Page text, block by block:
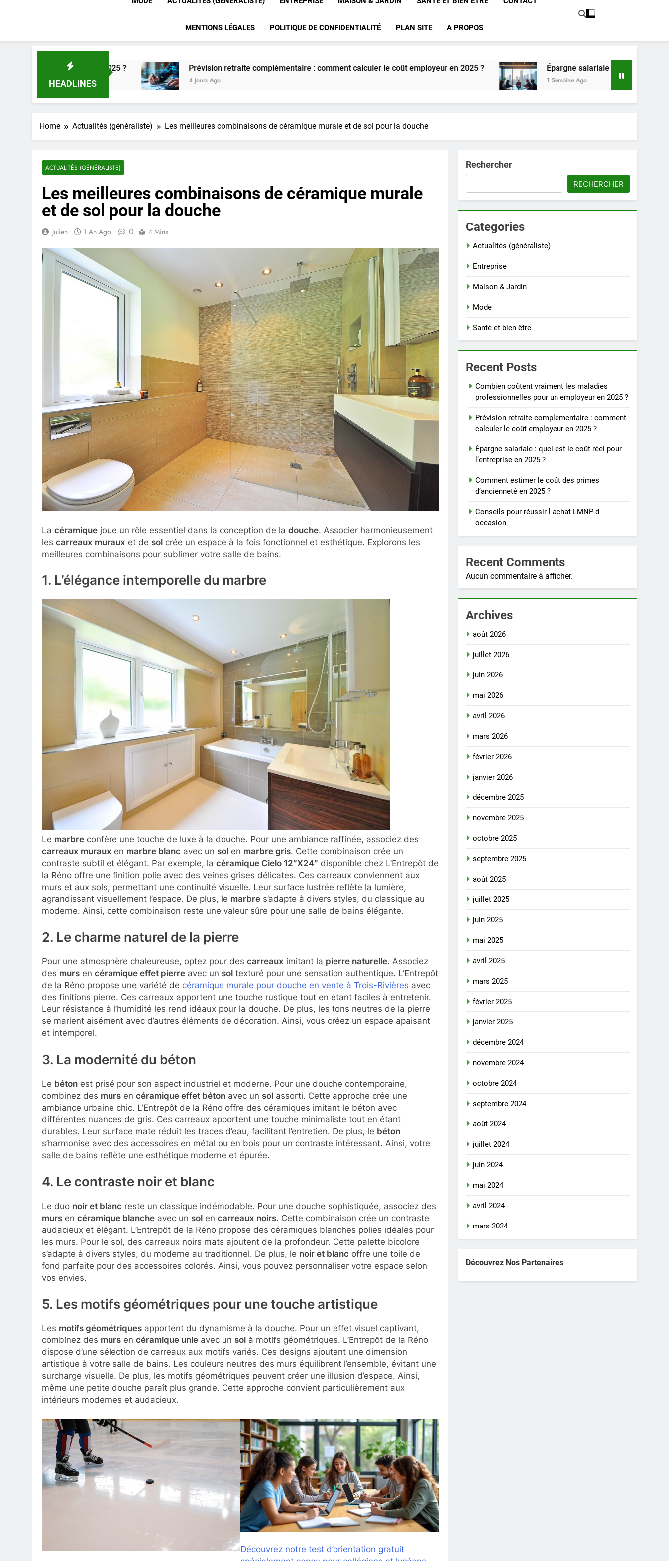
MENTIONS LÉGALES POLITIQUE DE CONFIDENTIALITÉ PLAN SITE A PROPOS
HEADLINES
Prévision retraite complémentaire : comment calculer le coût employeur en 2025 ?
4 Jours Ago
Épargne salariale : quel est le coût réel pour l’entreprise en
Home Actualités (généraliste) Les meilleures combinaisons de céramique murale et de sol pour la douche
ACTUALITÉS (GÉNÉRALISTE)
Les meilleures combinaisons de céramique murale
et de sol pour la douche
Julien 1 An Ago 0 4 Mins
La céramique joue un rôle essentiel dans la conception de la douche. Associer harmonieusement
les carreaux muraux et de sol crée un espace à la fois fonctionnel et esthétique. Explorons les
meilleures combinaisons pour sublimer votre salle de bains.
1. L’élégance intemporelle du marbre
Le marbre confère une touche de luxe à la douche. Pour une ambiance raffinée, associez des
carreaux muraux en marbre blanc avec un sol en marbre gris. Cette combinaison crée un
contraste subtil et élégant. Par exemple, la céramique Cielo 12″X24″ disponible chez L’Entrepôt de
la Réno offre une finition polie avec des veines grises délicates. Ces carreaux conviennent aux
murs et aux sols, permettant une continuité visuelle. Leur surface lustrée reflète la lumière,
agrandissant visuellement l’espace. De plus, le marbre s’adapte à divers styles, du classique au
moderne. Ainsi, cette combinaison reste une valeur sûre pour une salle de bains élégante.
2. Le charme naturel de la pierre
Pour une atmosphère chaleureuse, optez pour des carreaux imitant la pierre naturelle. Associez
des murs en céramique effet pierre avec un sol texturé pour une sensation authentique. L’Entrepôt
de la Réno propose une variété de céramique murale pour douche en vente à Trois-Rivières avec
des finitions pierre. Ces carreaux apportent une touche rustique tout en étant faciles à entretenir.
Leur résistance à l’humidité les rend idéaux pour la douche. De plus, les tons neutres de la pierre
se marient aisément avec d’autres éléments de décoration. Ainsi, vous créez un espace apaisant
et intemporel.
3. La modernité du béton
Le béton est prisé pour son aspect industriel et moderne. Pour une douche contemporaine,
combinez des murs en céramique effet béton avec un sol assorti. Cette approche crée une
ambiance urbaine chic. L’Entrepôt de la Réno offre des céramiques imitant le béton avec
différentes nuances de gris. Ces carreaux apportent une touche minimaliste tout en étant
durables. Leur surface mate réduit les traces d’eau, facilitant l’entretien. De plus, le béton
s’harmonise avec des accessoires en métal ou en bois pour un contraste intéressant. Ainsi, votre
salle de bains reflète une esthétique moderne et épurée.
4. Le contraste noir et blanc
Le duo noir et blanc reste un classique indémodable. Pour une douche sophistiquée, associez des
murs en céramique blanche avec un sol en carreaux noirs. Cette combinaison crée un contraste
audacieux et élégant. L’Entrepôt de la Réno propose des céramiques blanches polies idéales pour
les murs. Pour le sol, des carreaux noirs mats ajoutent de la profondeur. Cette palette bicolore
s’adapte à divers styles, du moderne au traditionnel. De plus, le noir et blanc offre une toile de
fond parfaite pour des accessoires colorés. Ainsi, vous pouvez personnaliser votre espace selon
vos envies.
5. Les motifs géométriques pour une touche artistique
Les motifs géométriques apportent du dynamisme à la douche. Pour un effet visuel captivant,
combinez des murs en céramique unie avec un sol à motifs géométriques. L’Entrepôt de la Réno
dispose d’une sélection de carreaux aux motifs variés. Ces designs ajoutent une dimension
artistique à votre salle de bains. Les couleurs neutres des murs équilibrent l’ensemble, évitant une
surcharge visuelle. De plus, les motifs géométriques peuvent créer une illusion d’espace. Ainsi,
même une petite douche paraît plus grande. Cette approche convient particulièrement aux
intérieurs modernes et audacieux.
Découvrez notre test d’orientation gratuit
Rechercher
RECHERCHER
Categories
Actualités (généraliste)
Entreprise
Maison & Jardin
Mode
Santé et bien être
Recent Posts
Combien coûtent vraiment les maladies
professionnelles pour un employeur en 2025 ?
Prévision retraite complémentaire : comment
calculer le coût employeur en 2025 ?
Épargne salariale : quel est le coût réel pour
l’entreprise en 2025 ?
Comment estimer le coût des primes
d’ancienneté en 2025 ?
Conseils pour réussir l achat LMNP d
occasion
Recent Comments
Aucun commentaire à afficher.
Archives
août 2026
juillet 2026
juin 2026
mai 2026
avril 2026
mars 2026
février 2026
janvier 2026
décembre 2025
novembre 2025
octobre 2025
septembre 2025
août 2025
juillet 2025
juin 2025
mai 2025
avril 2025
mars 2025
février 2025
janvier 2025
décembre 2024
novembre 2024
octobre 2024
septembre 2024
août 2024
juillet 2024
juin 2024
mai 2024
avril 2024
mars 2024
Découvrez Nos Partenaires